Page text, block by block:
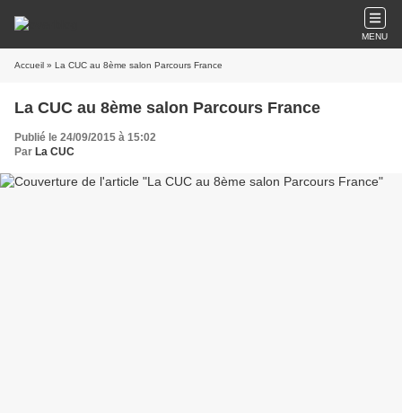
MENU
Accueil » La CUC au 8ème salon Parcours France
La CUC au 8ème salon Parcours France
Publié le 24/09/2015 à 15:02
Par La CUC